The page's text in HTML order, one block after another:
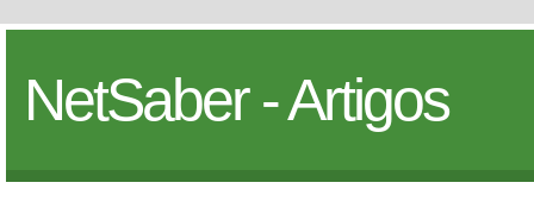
NetSaber - Artigos